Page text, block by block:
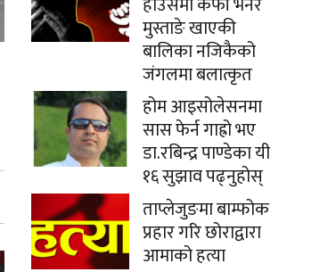
मुस्ताङे खाएकी
बालिका नजिकैको
जंगलमा बलात्कृत
होम आइसोलेसनमा
सास फेर्न गाह्रो भए
डा.रबिन्द्र पाण्डेका यी
१६ सुझाव पढ्नुहोस्
ताप्लेजुङमा बाम्फोक
प्रहार गरि छोराद्वारा
आमाको हत्या